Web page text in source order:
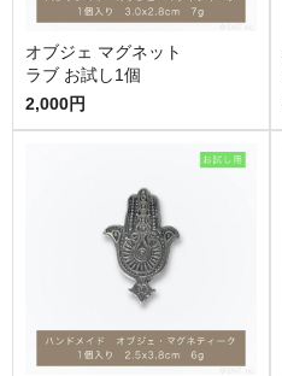
オブジェ マグネット
ラブ お試し1個
2,000円